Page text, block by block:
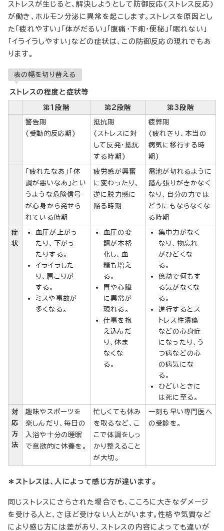
ストレスが生じると、解決しようとして防御反応(ストレス反応)
が働き、ホルモン分泌に異常を起こします。ストレスを原因とし
た「疲れやすい」「体がだるい」「腹痛・下痢・便秘」「眠れない」
「イライラしやすい」などの症状は、この防御反応の現れでもあ
ります。
表の幅を切り替える
ストレスの程度と症状等
第1段階 第2段階 第3段階
警告期
(受動的反応期)
抵抗期
(ストレスに対
して反発・抵抗
する時期)
疲弊期
(疲れきり、本当の
病気に移行する時
期)
「疲れたなあ」「体
調が悪いなあ」とい
うような危険信号
が心身から発せら
れている時期
疲労感が興奮
に変わったり、
逆に脱力感に
陥る時期
電池が切れるように
踏ん張りがきかなく
なり、自分の力では
どうにもならなくな
る時期
症
状
血圧が上がっ
たり、下がっ
たりする。
イライラした
り、肩こりが
する。
ミスや事故が
多くなる。
血圧の変
調が本格
化し、血
糖も増え
る。
胃や心臓
に異常が
現れる。
仕事を抱
え込んだ
り、休ま
なくな
る。
集中力がなく
なり、物忘れ
がひどくな
る。
億劫で何もす
る気がなくな
る。
進行するとス
トレス性潰瘍
などの心身症
になったり、う
つ病などの心
の病気にな
る。
ひどいときに
は死に至る。
対
応
方
法
趣味やスポーツを
楽しんだり、毎日の
入浴や十分の睡眠
で意欲的に休養を。
忙しくても休み
を取るなど、こ
こで体調をしっ
かり整えること
が大切。
一刻も早い専門医へ
の受診を。
＊ストレスは、人によって感じ方が違います。
同じストレスにさらされた場合でも、こころに大きなダメージ
を受ける人と、さほど受けない人とがいます。性格や気質など
により感じ方には差があり、ストレスの内容によっても違いが